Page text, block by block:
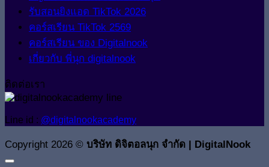
รับสอนยิงแอด TikTok 2026
คอร์สเรียน TikTok 2569
คอร์สเรียน ของ Digitalnook
เกี่ยวกับ พี่นุก digitalnook
ติดต่อเรา
Line id : @digitalnookacademy
Copyright 2026 © บริษัท ดิจิตอลนุก จำกัด | DigitalNook